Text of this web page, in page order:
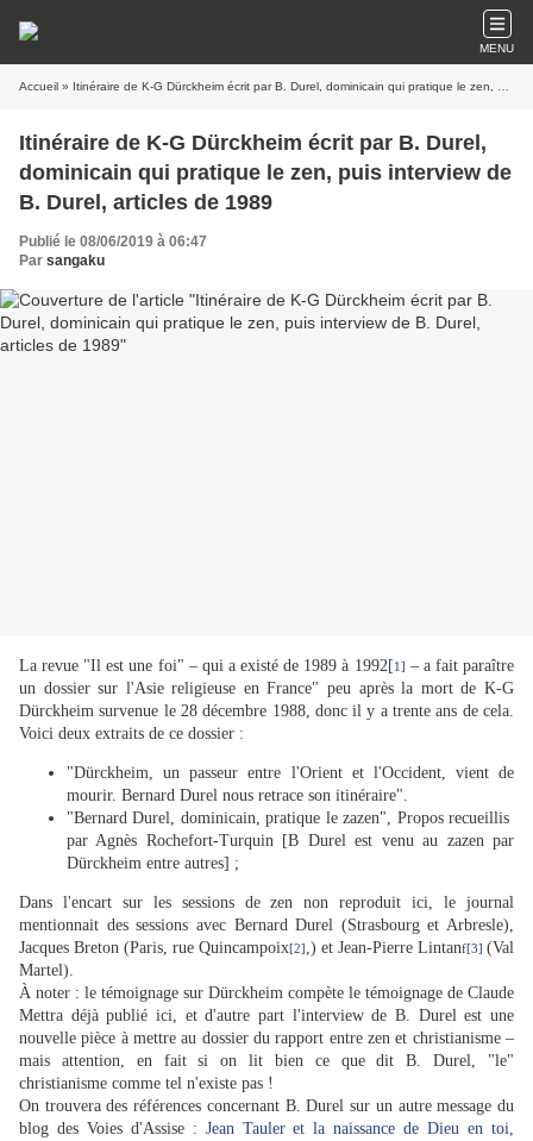
MENU
Accueil » Itinéraire de K-G Dürckheim écrit par B. Durel, dominicain qui pratique le zen, puis interview de B. Durel, articles de 1989
Itinéraire de K-G Dürckheim écrit par B. Durel,
dominicain qui pratique le zen, puis interview de
B. Durel, articles de 1989
Publié le 08/06/2019 à 06:47
Par sangaku
La revue "Il est une foi" – qui a existé de 1989 à 1992[1] – a fait paraître
un dossier sur l'Asie religieuse en France" peu après la mort de K-G
Dürckheim survenue le 28 décembre 1988, donc il y a trente ans de cela.
Voici deux extraits de ce dossier :
"Dürckheim, un passeur entre l'Orient et l'Occident, vient de
mourir. Bernard Durel nous retrace son itinéraire".
"Bernard Durel, dominicain, pratique le zazen", Propos recueillis
par Agnès Rochefort-Turquin [B Durel est venu au zazen par
Dürckheim entre autres] ;
Dans l'encart sur les sessions de zen non reproduit ici, le journal
mentionnait des sessions avec Bernard Durel (Strasbourg et Arbresle),
Jacques Breton (Paris, rue Quincampoix[2] ,) et Jean-Pierre Lintanf[3] (Val
Martel).
À noter : le témoignage sur Dürckheim compète le témoignage de Claude
Mettra déjà publié ici, et d'autre part l'interview de B. Durel est une
nouvelle pièce à mettre au dossier du rapport entre zen et christianisme –
mais attention, en fait si on lit bien ce que dit B. Durel, "le"
christianisme comme tel n'existe pas !
On trouvera des références concernant B. Durel sur un autre message du
blog des Voies d'Assise : Jean Tauler et la naissance de Dieu en toi,